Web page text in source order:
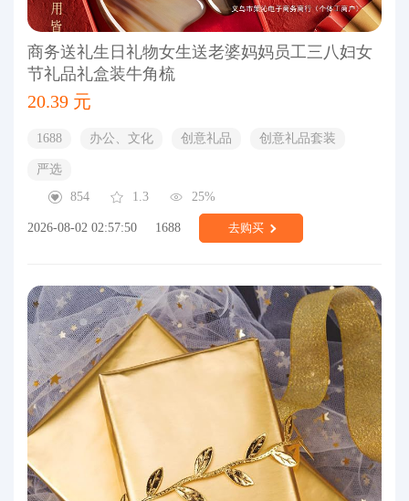
商务送礼生日礼物女生送老婆妈妈员工三八妇女
节礼品礼盒装牛角梳
20.39 元
1688 办公、文化 创意礼品 创意礼品套装
严选
854
1.3 25%
2026-08-02 02:57:50 1688 去购买